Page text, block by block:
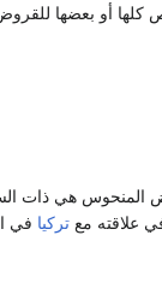
كلها أو بعضها
المنحوس هي ذات
علاقته مع تركيا في